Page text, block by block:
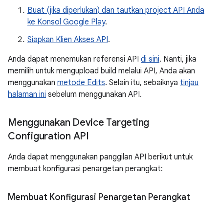
Buat (jika diperlukan) dan tautkan project API Anda
ke Konsol Google Play.
Siapkan Klien Akses API.
Anda dapat menemukan referensi API di sini. Nanti, jika
memilih untuk mengupload build melalui API, Anda akan
menggunakan metode Edits. Selain itu, sebaiknya tinjau
halaman ini sebelum menggunakan API.
Menggunakan Device Targeting
Configuration API
Anda dapat menggunakan panggilan API berikut untuk
membuat konfigurasi penargetan perangkat:
Membuat Konfigurasi Penargetan Perangkat